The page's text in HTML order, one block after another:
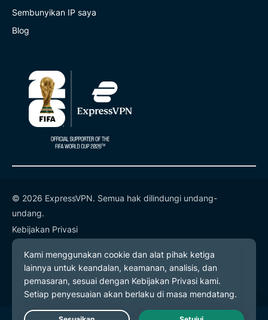
Sembunyikan IP saya
Blog
© 2026 ExpressVPN. Semua hak dilindungi undang-
undang.
Kebijakan Privasi
Ketentuan Layanan
Preferensi Cookie